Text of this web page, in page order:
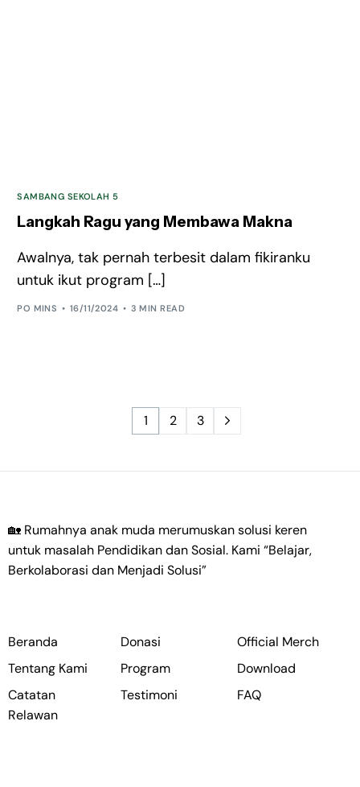
SAMBANG SEKOLAH 5
Langkah Ragu yang Membawa Makna
Awalnya, tak pernah terbesit dalam fikiranku
untuk ikut program […]
PO MINS 16/11/2024 3 MIN READ
1 2 3
🏡 Rumahnya anak muda merumuskan solusi keren
untuk masalah Pendidikan dan Sosial. Kami “Belajar,
Berkolaborasi dan Menjadi Solusi”
Beranda
Tentang Kami
Catatan
Relawan
Donasi
Program
Testimoni
Official Merch
Download
FAQ